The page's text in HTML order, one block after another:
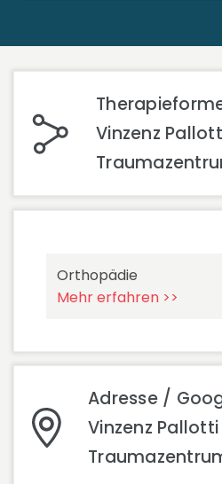
Vinzenz
Orthopädie
Mehr erfahren >>
Adresse /
Vinzenz